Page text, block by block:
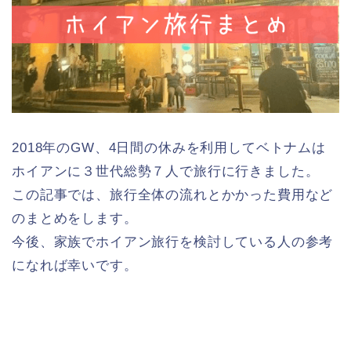
2018年のGW、4日間の休みを利用してベトナムは
ホイアンに３世代総勢７人で旅行に行きました。
この記事では、旅行全体の流れとかかった費用など
のまとめをします。
今後、家族でホイアン旅行を検討している人の参考
になれば幸いです。